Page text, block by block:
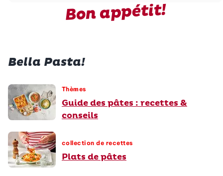
Bon appétit!
Bella Pasta!
Thèmes
Guide des pâtes : recettes &
conseils
collection de recettes
Plats de pâtes